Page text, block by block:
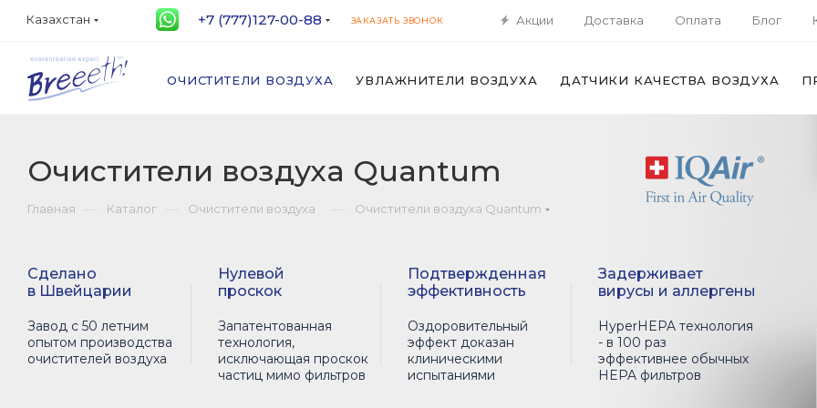
Казахстан +7 (777)127-00-88 ЗАКАЗАТЬ ЗВОНОК Акции Доставка Оплата Блог
ОЧИСТИТЕЛИ ВОЗДУХА УВЛАЖНИТЕЛИ ВОЗДУХА ДАТЧИКИ КАЧЕСТВА ВОЗДУХА
Очистители воздуха Quantum
Главная Каталог Очистители воздуха Очистители воздуха Quantum
Сделано
в Швейцарии
Завод с 50 летним
опытом производства
очистителей воздуха
Нулевой
проскок
Запатентованная
технология,
исключающая проскок
частиц мимо фильтров
Подтвержденная
эффективность
Оздоровительный
эффект доказан
клиническими
испытаниями
Задерживает
вирусы и аллергены
HyperHEPA технология
- в 100 раз
эффективнее обычных
HEPA фильтров